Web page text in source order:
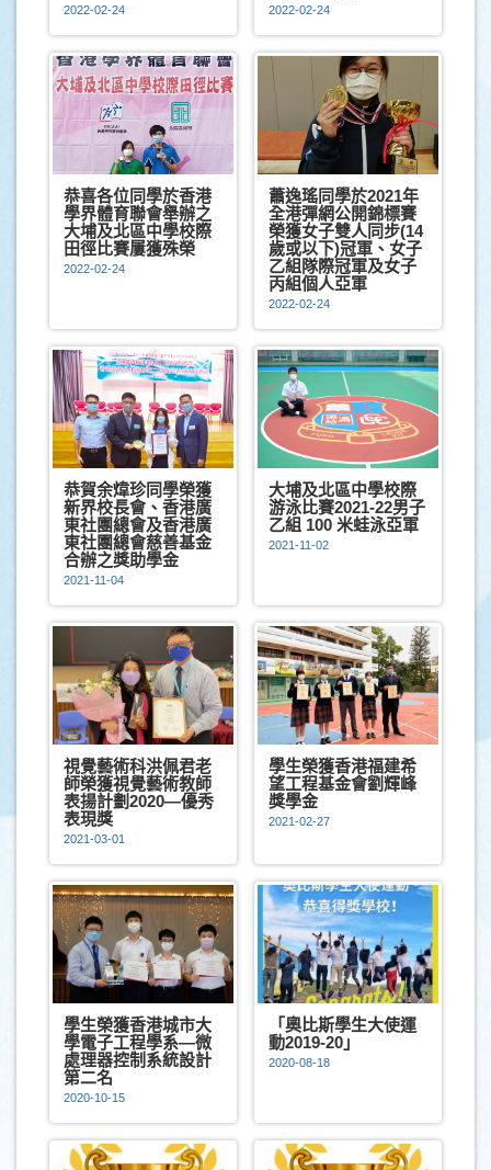
2022-02-24 2022-02-24
恭喜各位同學於香港
學界體育聯會舉辦之
大埔及北區中學校際
田徑比賽屢獲殊榮
2022-02-24
蕭逸瑤同學於2021年
全港彈網公開錦標賽
榮獲女子雙人同步(14
歲或以下)冠軍、女子
乙組隊際冠軍及女子
丙組個人亞軍
2022-02-24
恭賀余煒珍同學榮獲
新界校長會、香港廣
東社團總會及香港廣
東社團總會慈善基金
合辦之獎助學金
2021-11-04
大埔及北區中學校際
游泳比賽2021-22男子
乙組 100 米蛙泳亞軍
2021-11-02
視覺藝術科洪佩君老
師榮獲視覺藝術教師
表揚計劃2020—優秀
表現獎
2021-03-01
學生榮獲香港福建希
望工程基金會劉輝峰
獎學金
2021-02-27
學生榮獲香港城市大
學電子工程學系—微
處理器控制系統設計
第二名
2020-10-15
「奧比斯學生大使運
動2019-20」
2020-08-18